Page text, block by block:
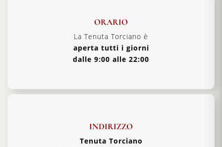
ORARIO
La Tenuta Torciano è
aperta tutti i giorni
dalle 9:00 alle 22:00
INDIRIZZO
Tenuta Torciano